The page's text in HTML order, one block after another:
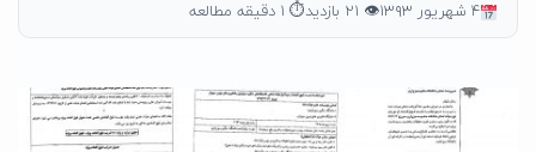
۴ شهریور ۱۳۹۳ 👁 ۲۱ بازدید ⏱ ۱ دقیقه مطالعه